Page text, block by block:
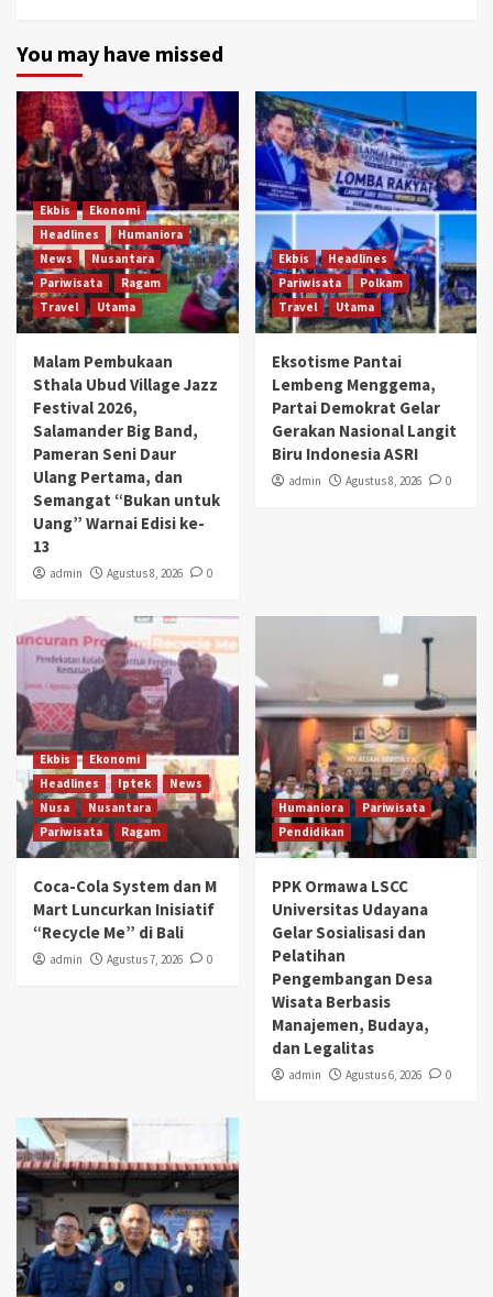
You may have missed
Ekbis
Ekonomi
Headlines
Humaniora
News
Nusantara
Pariwisata
Ragam
Travel
Utama
Malam Pembukaan
Sthala Ubud Village Jazz
Festival 2026,
Salamander Big Band,
Pameran Seni Daur
Ulang Pertama, dan
Semangat “Bukan untuk
Uang” Warnai Edisi ke-
13
admin Agustus 8, 2026 0
Ekbis
Headlines
Pariwisata
Polkam
Travel
Utama
Eksotisme Pantai
Lembeng Menggema,
Partai Demokrat Gelar
Gerakan Nasional Langit
Biru Indonesia ASRI
admin Agustus 8, 2026 0
Ekbis
Ekonomi
Headlines
Iptek
News
Nusa
Nusantara
Pariwisata
Ragam
Coca-Cola System dan M
Mart Luncurkan Inisiatif
“Recycle Me” di Bali
admin Agustus 7, 2026 0
Humaniora
Pariwisata
Pendidikan
PPK Ormawa LSCC
Universitas Udayana
Gelar Sosialisasi dan
Pelatihan
Pengembangan Desa
Wisata Berbasis
Manajemen, Budaya,
dan Legalitas
admin Agustus 6, 2026 0